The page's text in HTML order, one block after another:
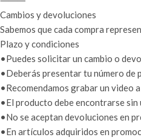
Cambios y devoluciones
Sabemos que cada compra
Plazo y condiciones
•Puedes solicitar un cambio o
•Deberás presentar tu número de
•Recomendamos grabar un video
•El producto debe encontrarse sin
•No se aceptan devoluciones en
•En artículos adquiridos en